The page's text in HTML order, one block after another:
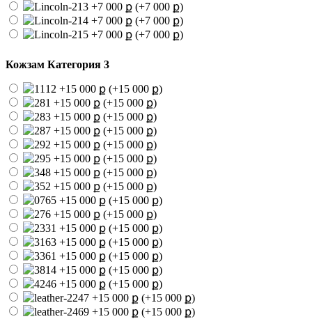
(+7 000 ք)
(+7 000 ք)
(+7 000 ք)
Кожзам Категория 3
(+15 000 ք)
(+15 000 ք)
(+15 000 ք)
(+15 000 ք)
(+15 000 ք)
(+15 000 ք)
(+15 000 ք)
(+15 000 ք)
(+15 000 ք)
(+15 000 ք)
(+15 000 ք)
(+15 000 ք)
(+15 000 ք)
(+15 000 ք)
(+15 000 ք)
(+15 000 ք)
(+15 000 ք)